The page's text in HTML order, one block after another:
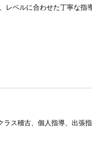
ベルに合わせた丁寧な指
ス稽古、個人指導、出張